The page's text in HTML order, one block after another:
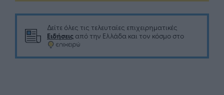
Δείτε όλες τις τελευταίες επιχειρηματικές
Ειδήσεις από την Ελλάδα και τον κόσμο στο